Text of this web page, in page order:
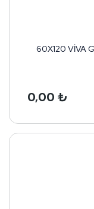
60X120 VİVA
0,00 ₺